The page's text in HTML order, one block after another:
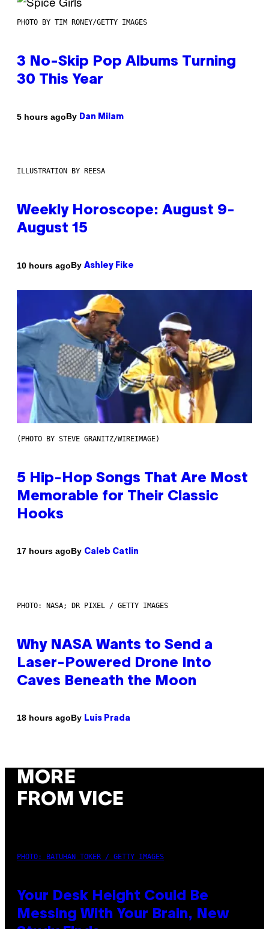
PHOTO BY TIM RONEY/GETTY IMAGES
3 No-Skip Pop Albums Turning
30 This Year
5 hours agoBy Dan Milam
ILLUSTRATION BY REESA
Weekly Horoscope: August 9-
August 15
10 hours agoBy Ashley Fike
(PHOTO BY STEVE GRANITZ/WIREIMAGE)
5 Hip-Hop Songs That Are Most
Memorable for Their Classic
Hooks
17 hours agoBy Caleb Catlin
PHOTO: NASA; DR PIXEL / GETTY IMAGES
Why NASA Wants to Send a
Laser-Powered Drone Into
Caves Beneath the Moon
18 hours agoBy Luis Prada
MORE
FROM VICE
PHOTO: BATUHAN TOKER / GETTY IMAGES
Your Desk Height Could Be
Messing With Your Brain, New